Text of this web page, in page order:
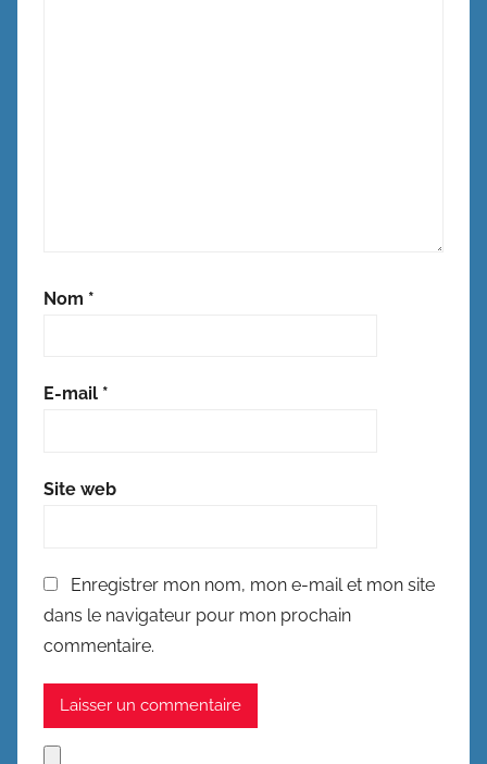
Nom *
E-mail *
Site web
Enregistrer mon nom, mon e-mail et mon site
dans le navigateur pour mon prochain
commentaire.